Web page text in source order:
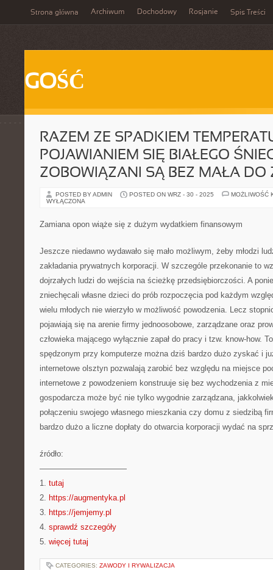
Strona główna Archiwum Dochodowy Rosjanie Spis Treści
GOŚĆ
RAZEM ZE SPADKIEM
POJAWIANIEM SIĘ BIAŁEGO
ZOBOWIĄZANI SĄ BEZ MAŁA DO
POSTED BY ADMIN POSTED ON WRZ - 30 - 2025
MOŻLIWOŚĆ
WYŁĄCZONA
Zamiana opon wiąże się z dużym wydatkiem finansowym
Jeszcze niedawno wydawało się mało możliwym, żeby młodzi
zakładania prywatnych korporacji. W szczególe przekonanie to
dojrzałych ludzi do wejścia na ścieżkę przedsiębiorczości. A
zniechęcali własne dzieci do prób rozpoczęcia pod każdym
wielu młodych nie wierzyło w możliwość powodzenia. Lecz
pojawiają się na arenie firmy jednoosobowe, zarządzane oraz
człowieka mającego wyłącznie zapał do pracy i tzw. know-how.
spędzonym przy komputerze można dziś bardzo dużo zyskać i
internetowe olsztyn pozwalają zarobić bez względu na miejsce
internetowe z powodzeniem konstruuje się bez wychodzenia z
gospodarcza może być nie tylko wygodnie zarządzana,
połączeniu swojego własnego mieszkania czy domu z siedzibą
bardzo dużo a liczne dopłaty do otwarcia korporacji wydać na
źródło:
———————————
1. tutaj
2. https://augmentyka.pl
3. https://jemjemy.pl
4. sprawdź szczegóły
5. więcej tutaj
CATEGORIES: ZAWODY I RYWALIZACJA